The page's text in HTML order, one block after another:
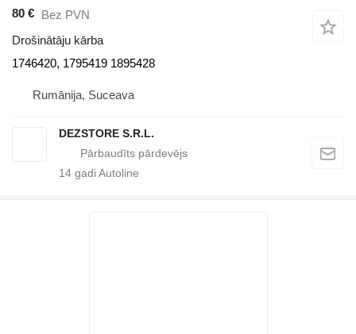
80 € Bez PVN
Drošinātāju kārba
1746420, 1795419 1895428
Rumānija, Suceava
DEZSTORE S.R.L.
14 gadi Autoline